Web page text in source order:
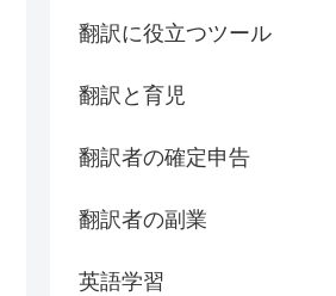
翻訳に役立つツール
翻訳と育児
翻訳者の確定申告
翻訳者の副業
英語学習